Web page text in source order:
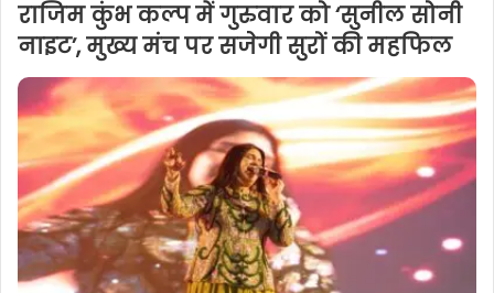
राजिम कुंभ कल्प में गुरुवार को ‘सुनील सोनी
नाइट’, मुख्य मंच पर सजेगी सुरों की महफिल